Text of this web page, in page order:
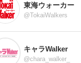
東海ウォーカー
@TokaiWalkers
キャラWalker
@chara_walker_